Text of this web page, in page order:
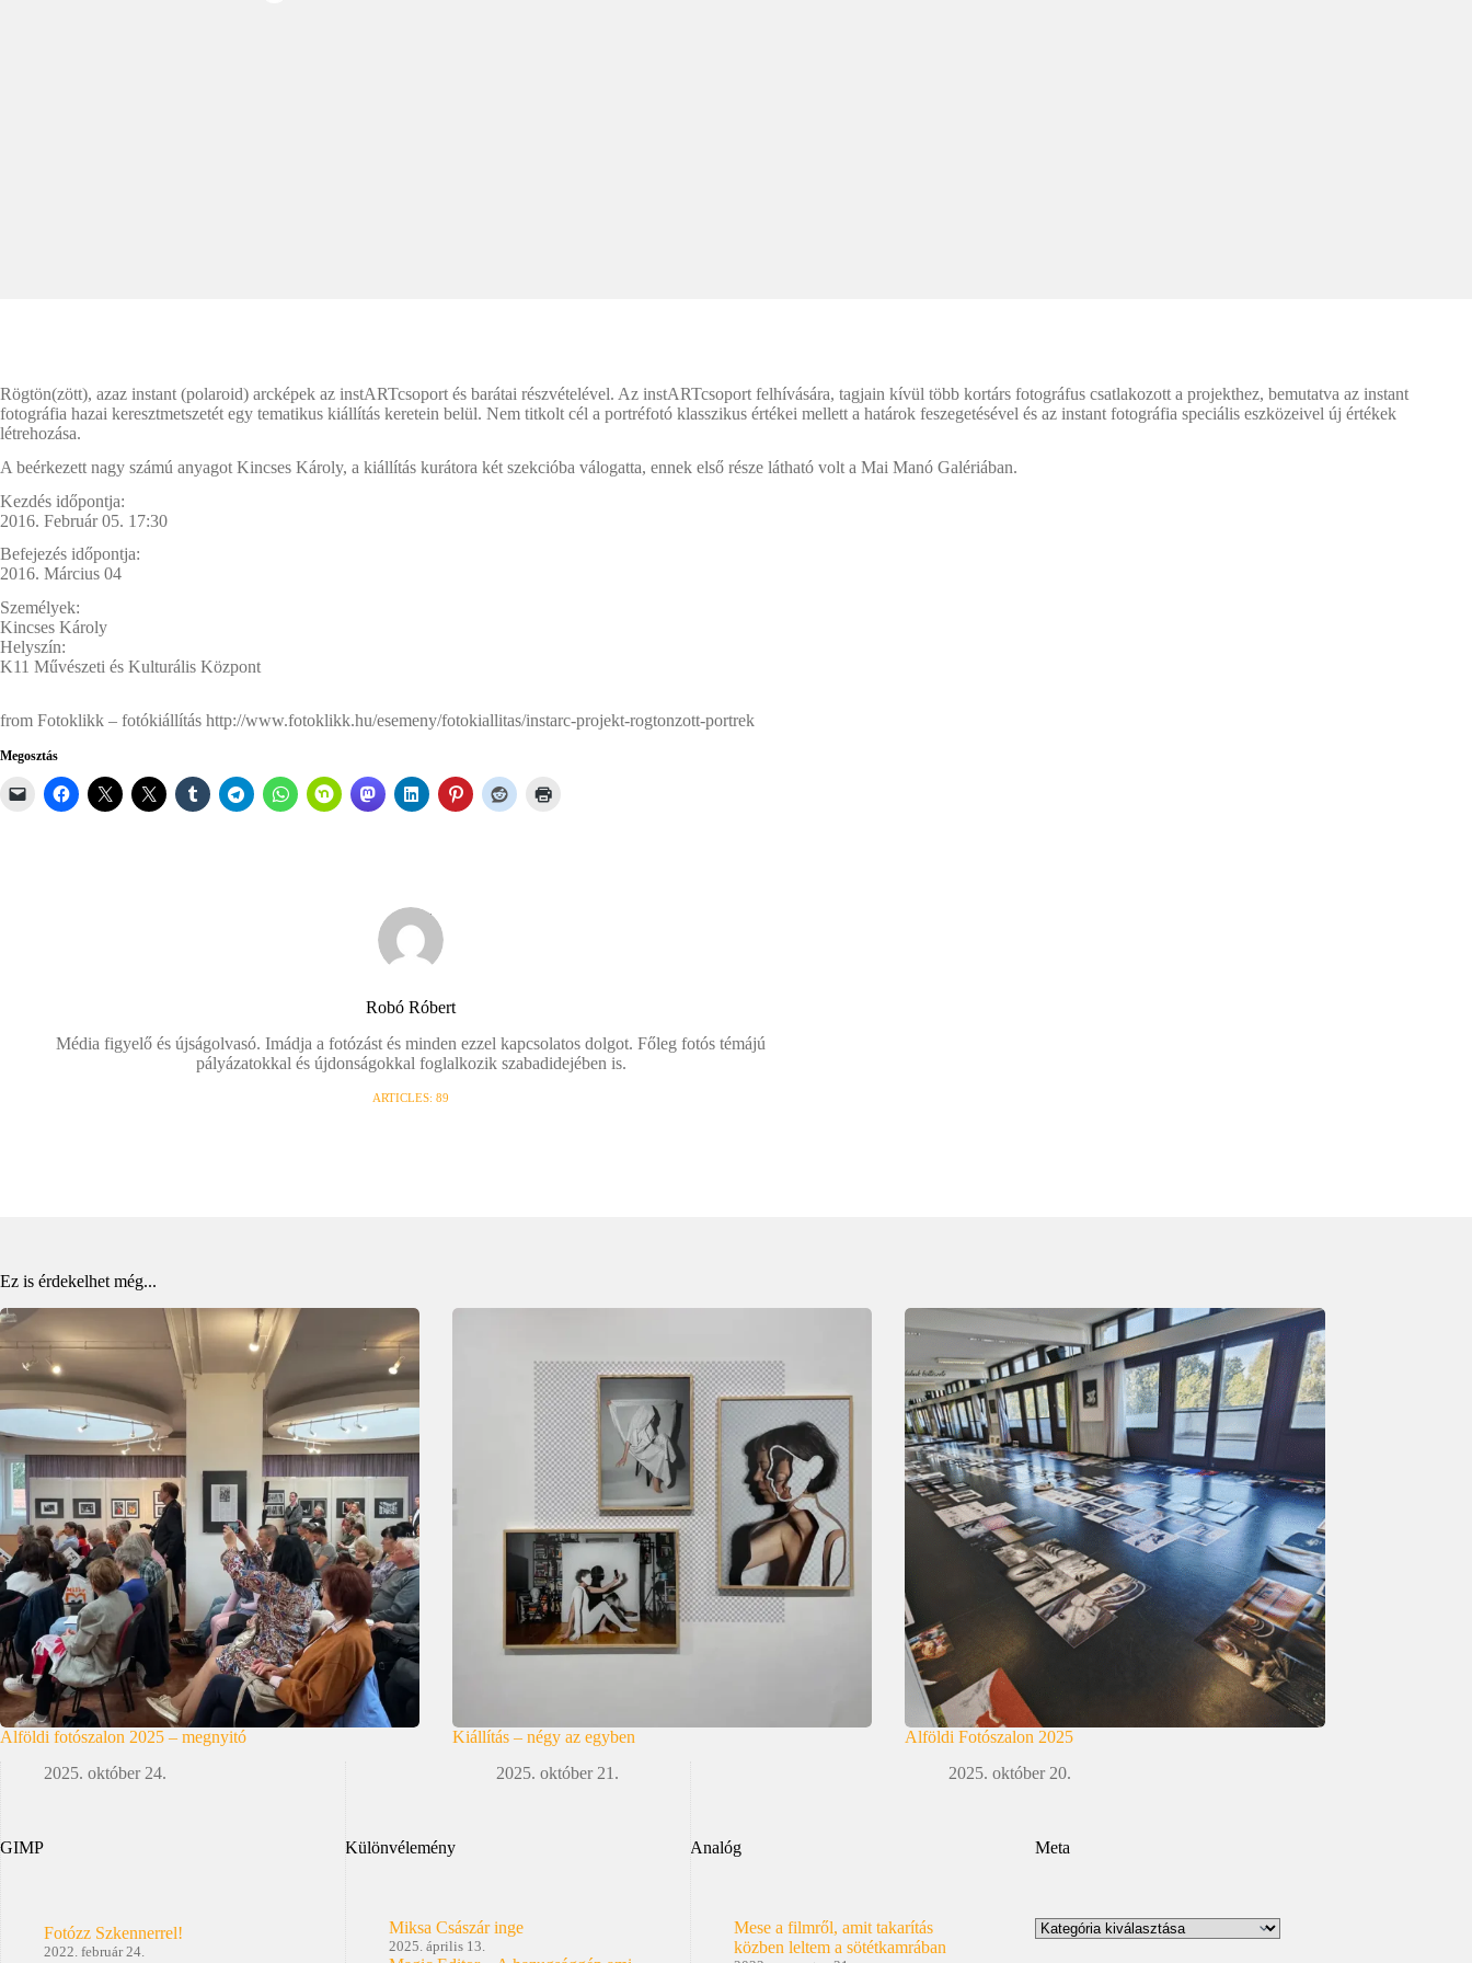
Rögtön(zött), azaz instant (polaroid) arcképek az instARTcsoport és barátai részvételével. Az instARTcsoport felhívására, tagjain kívül több kortárs fotográfus csatlakozott a projekthez, bemutatva az instant
fotográfia hazai keresztmetszetét egy tematikus kiállítás keretein belül. Nem titkolt cél a portréfotó klasszikus értékei mellett a határok feszegetésével és az instant fotográfia speciális eszközeivel új értékek
létrehozása.
A beérkezett nagy számú anyagot Kincses Károly, a kiállítás kurátora két szekcióba válogatta, ennek első része látható volt a Mai Manó Galériában.
Kezdés időpontja:
2016. Február 05. 17:30
Befejezés időpontja:
2016. Március 04
Személyek:
Kincses Károly
Helyszín:
K11 Művészeti és Kulturális Központ
from Fotoklikk – fotókiállítás http://www.fotoklikk.hu/esemeny/fotokiallitas/instarc-projekt-rogtonzott-portrek
Megosztás
Robó Róbert
Média figyelő és újságolvasó. Imádja a fotózást és minden ezzel kapcsolatos dolgot. Főleg fotós témájú
pályázatokkal és újdonságokkal foglalkozik szabadidejében is.
ARTICLES: 89
Ez is érdekelhet még...
Alföldi fotószalon 2025 – megnyitó
2025. október 24.
Kiállítás – négy az egyben
2025. október 21.
Alföldi Fotószalon 2025
2025. október 20.
GIMP
Fotózz Szkennerrel!
2022. február 24.
Különvélemény
Miksa Császár inge
2025. április 13.
Analóg
Mese a filmről, amit takarítás
közben leltem a sötétkamrában
Meta
Kategóriák